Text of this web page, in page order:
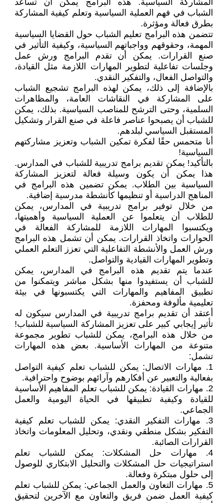
المشاركة السياسية. هذه البرامج يمكن أن تساعد
الشباب في فهم العملية السياسية وتعلم كيفية المشاركة
بطرق فعالة ومؤثرة.
تتضمن هذه البرامج تعليم الشباب حول القضايا السياسية
المهمة، وحقوقهم وواجباتهم السياسية، وكيفية التأثير في
صنع القرارات. يمكن أن تقدم البرامج ورش عمل
وجلسات تفاعلية لتطوير المهارات اللازمة مثل القيادة،
والتواصل الفعال، والتفكير النقدي.
بالإضافة إلى ذلك، يمكن لهذه البرامج تشجيع الشباب
على المشاركة في النقاشات العامة، والمظاهرات
السلمية، وحتى الترشح للمناصب السياسية. بذلك، يمكن
للشباب أن يصبحوا عناصر فاعلة في صنع القرار وتشكيل
المستقبل السياسي لبلدهم.
أنا متحمس حقًا لفكرة تمكين الشباب وتعزيز مشاركتهم
السياسية!
بالتأكيد! يمكن تقديم برامج تدريبية للشباب في المدارس.
هذا يمكن أن يكون وسيلة فعالة لتعزيز المشاركة
السياسية بين الطلاب. يمكن تضمين هذه البرامج في
المناهج الدراسية أو تنظيمها كأنشطة مدرسية إضافية.
من خلال توفير برامج تدريبية في المدارس، يمكن
للطلاب أن يتعلموا عن العملية السياسية وأهميتها،
ويكتسبوا المهارات اللازمة للمشاركة الفعالة في
الحوارات واتخاذ القرارات. يمكن أن تشمل هذه البرامج
ورش العمل والأنشطة التفاعلية التي تعزز التعلم العملي
وتطوير المهارات القيادية والتواصل.
عندما يتم تقديم هذه البرامج في المدارس، يمكن
للشباب أن يستفيدوا منها بشكل مباشر ويتمكنوا من
تطبيق المفاهيم والمهارات التي يكتسبونها في بيئة
تعليمية مألوفة ومحفزة.
أعتقد أن تقديم برامج تدريبية في المدارس سيكون له
تأثير إيجابي كبير على تعزيز المشاركة السياسية للشباب!
من خلال هذه البرامج، يمكن للشباب تطوير مجموعة
متنوعة من المهارات الأساسية. بعض هذه المهارات
تشمل:
1. مهارات الاتصال: يمكن للشباب تعلم كيفية التواصل
بفعالية والتعبير عن أفكارهم وآرائهم بوضوح واحترافية.
2. مهارات القيادة: يمكن للشباب تعلم المفاهيم الأساسية
للقيادة وكيفية تطبيقها في الحياة اليومية والعمل
الجماعي.
3. مهارات التفكير النقدي: يمكن للشباب تعلم كيفية
التفكير بشكل منطقي ونقدي، وتحليل المعلومات واتخاذ
القرارات الصائبة.
4. مهارات حل المشكلات: يمكن للشباب تعلم
استراتيجيات حل المشكلات والتحليل الابتكاري للوصول
إلى حلول مبتكرة وفعالة.
5. مهارات التعاون والعمل الجماعي: يمكن للشباب تعلم
كيفية العمل ضمن فريق والتعاون مع الآخرين لتحقيق